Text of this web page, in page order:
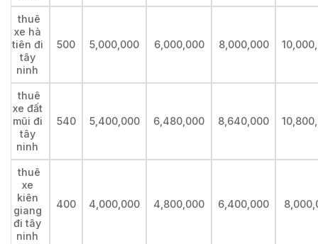
thuê
xe hà
tiên đi
tây
ninh
500 5,000,000 6,000,000 8,000,000
thuê
xe đất
mũi đi
tây
ninh
540 5,400,000 6,480,000 8,640,000
thuê
xe
kiên
giang
đi tây
ninh
400 4,000,000 4,800,000 6,400,000